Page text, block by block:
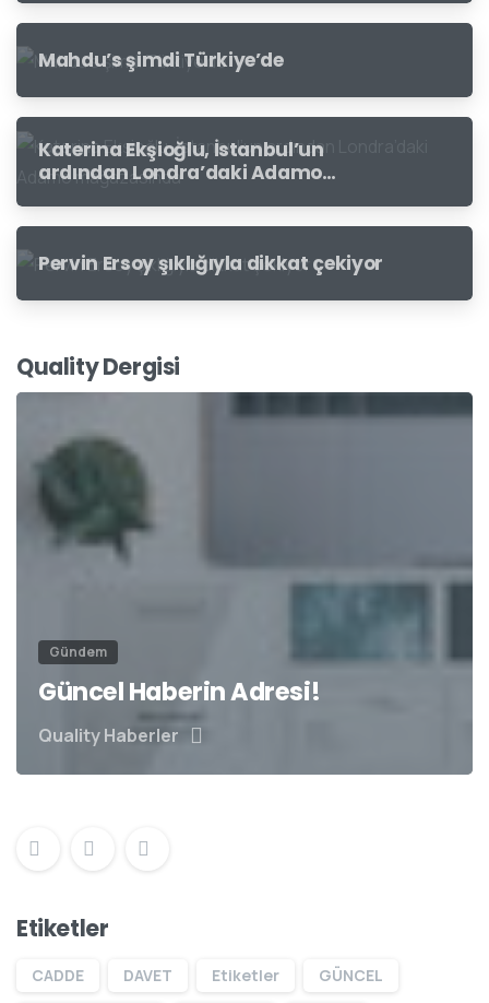
Mahdu’s şimdi Türkiye’de
Katerina Ekşioğlu, İstanbul’un
ardından Londra’daki Adamo
Pervin Ersoy şıklığıyla dikkat çekiyor
Quality Dergisi
Gündem
Güncel Haberin Adresi!
Quality Haberler
Etiketler
CADDE DAVET Etiketler GÜNCEL